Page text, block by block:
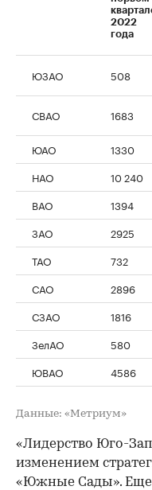
2022
года
ЮЗАО 508
СВАО 1683
ЮАО
1330
НАО
10 240
ВАО
1394
ЗАО
2925
ТАО
732
САО
2896
СЗАО
1816
ЗелАО
580
ЮВАО
4586
Данные: «Метриум»
«Лидерство Юго-
изменением
«Южные Сады». Еще